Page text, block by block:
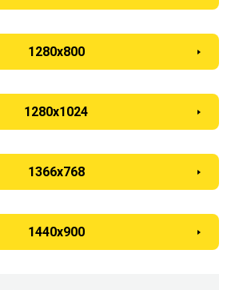
1280x800
1280x1024
1366x768
1440x900